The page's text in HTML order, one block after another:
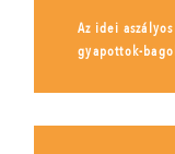
Az idei
gyapottok-